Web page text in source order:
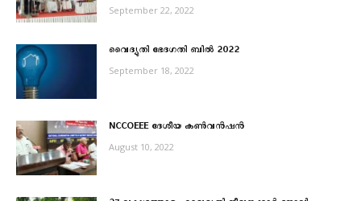
September 22, 2022
വൈദ്യുതി ഭേദഗതി ബിൽ 2022
September 18, 2022
NCCOEEE ദേശീയ കൺവൻഷൻ
August 10, 2022